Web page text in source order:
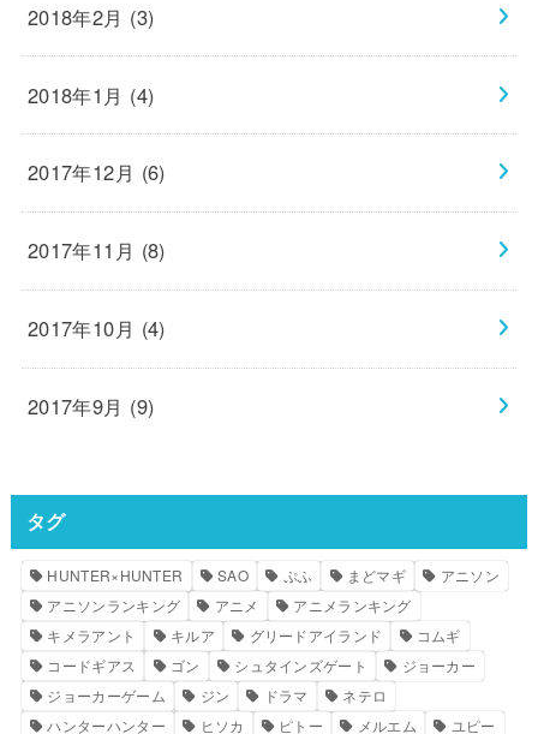
2018年2月 (3)
2018年1月 (4)
2017年12月 (6)
2017年11月 (8)
2017年10月 (4)
2017年9月 (9)
タグ
HUNTER×HUNTER SAO ぷふ まどマギ
アニソン
アニソンランキング
アニメ
アニメランキング
キメラアント
キルア グリードアイランド
コムギ
コードギアス
ゴン シュタインズゲート
ジョーカー
ジョーカーゲーム
ジン ドラマ
ネテロ
ハンターハンター
ヒソカ ピトー メルエム ユピー